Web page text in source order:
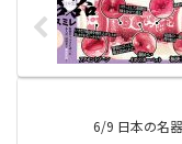
6/9 日本の名